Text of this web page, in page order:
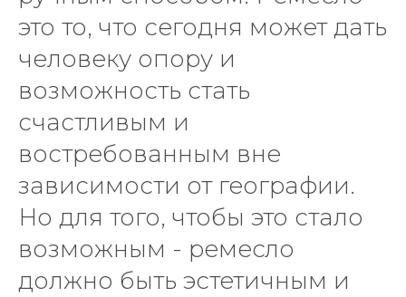
это то, что сегодня может дать
человеку опору и
возможность стать
счастливым и
востребованным вне
зависимости от географии.
Но для того, чтобы это стало
возможным - ремесло
должно быть эстетичным и